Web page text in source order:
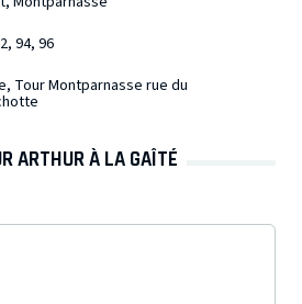
94, 96
Tour Montparnasse rue du
ARTHUR À LA GAÎTÉ